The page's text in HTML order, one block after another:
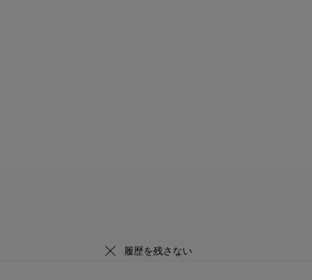
履歴を残さない